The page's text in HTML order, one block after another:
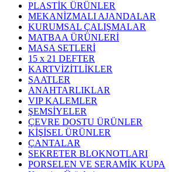
PLASTİK ÜRÜNLER
MEKANİZMALI AJANDALAR
KURUMSAL ÇALIŞMALAR
MATBAA ÜRÜNLERİ
MASA SETLERİ
15 x 21 DEFTER
KARTVİZİTLİKLER
SAATLER
ANAHTARLIKLAR
VIP KALEMLER
ŞEMSİYELER
ÇEVRE DOSTU ÜRÜNLER
KİŞİSEL ÜRÜNLER
ÇANTALAR
SEKRETER BLOKNOTLARI
PORSELEN VE SERAMİK KUPA